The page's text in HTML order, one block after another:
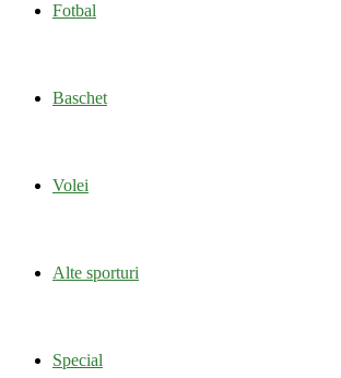
Fotbal
Baschet
Volei
Alte sporturi
Special